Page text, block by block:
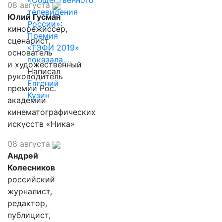
телевидения
России»:
Премия
«ТЭФИ 2019»
показала,…
Написал
Евгений
Кузин
08 августа
Юлий Гусман
кинорежиссер,
сценарист,
основатель
и художественный
руководитель
премии Рос.
академии
кинематографических
искусств «Ника»
08 августа
Андрей
Колесников
российский
журналист,
редактор,
публицист,